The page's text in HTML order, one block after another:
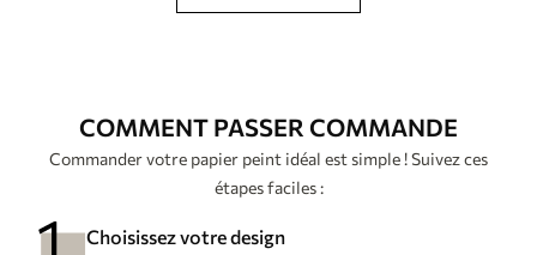
COMMENT PASSER COMMANDE
Commander votre papier peint idéal est simple ! Suivez ces
étapes faciles :
Choisissez votre design